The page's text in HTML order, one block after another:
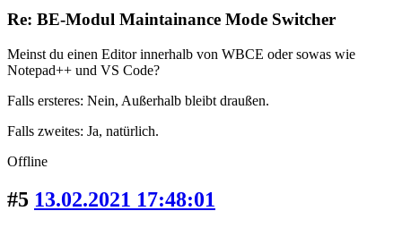
Re: BE-Modul Maintainance Mode Switcher
Meinst du einen Editor innerhalb von WBCE oder sowas wie
Notepad++ und VS Code?
Falls ersteres: Nein, Außerhalb bleibt draußen.
Falls zweites: Ja, natürlich.
Offline
#5 13.02.2021 17:48:01